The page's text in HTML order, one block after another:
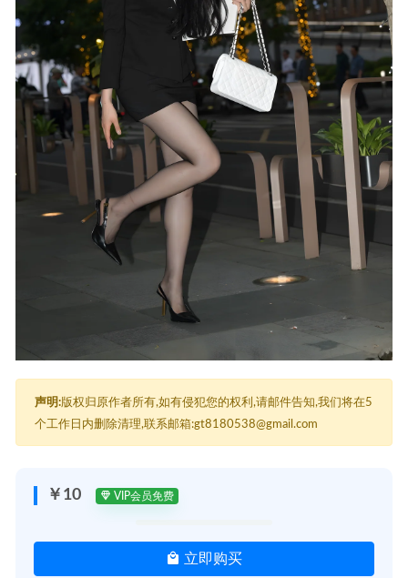
声明:版权归原作者所有,如有侵犯您的权利,请邮件告知,我们将在5
个工作日内删除清理,联系邮箱:gt8180538@gmail.com
￥10 VIP会员免费
立即购买